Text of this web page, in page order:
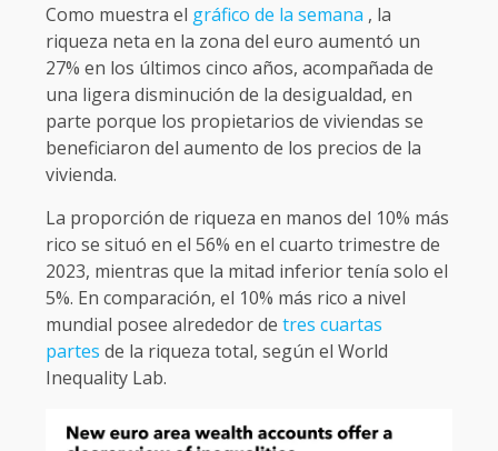
Como muestra el gráfico de la semana , la
riqueza neta en la zona del euro aumentó un
27% en los últimos cinco años, acompañada de
una ligera disminución de la desigualdad, en
parte porque los propietarios de viviendas se
beneficiaron del aumento de los precios de la
vivienda.
La proporción de riqueza en manos del 10% más
rico se situó en el 56% en el cuarto trimestre de
2023, mientras que la mitad inferior tenía solo el
5%. En comparación, el 10% más rico a nivel
mundial posee alrededor de tres cuartas
partes de la riqueza total, según el World
Inequality Lab.